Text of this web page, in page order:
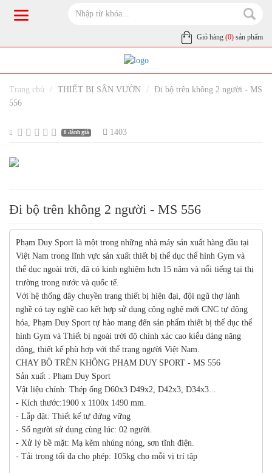
Giỏ hàng (0) sản phẩm
Trang chủ THIẾT BỊ SÂN VƯỜN
Đi bộ trên không 2 người - MS
556
0 đánh giá 1403
Đi bộ trên không 2 người - MS 556
Phạm Duy Sport là một trong những nhà máy sản xuất hàng đầu tại
Việt Nam trong lĩnh vực sản xuất thiết bị thể dục thể hình Gym và
thể dục ngoài trời, đã có kinh nghiệm hơn 15 năm và nổi tiếng tại thị
trường trong nước và quốc tế.
Với hệ thống dây chuyền trang thiết bị hiện đại, đội ngũ thợ lành
nghề có tay nghề cao kết hợp sử dụng công nghệ mới CNC tự động
hóa, Phạm Duy Sport tự hào mang đến sản phẩm thiết bị thể dục thể
hình Gym và Thiết bị ngoài trời độ chính xác cao kiểu dáng năng
động, thiết kế phù hợp với thể trạng người Việt Nam.
CHAY BỘ TRÊN KHÔNG PHẠM DUY SPORT - MS 556
Sản xuất : Phạm Duy Sport
Vật liệu chính: Thép ống D60x3 D49x2, D42x3, D34x3...
- Kích thước:1900 x 1100x 1490 mm.
- Lắp đặt: Thiết kế tự đứng vững
- Số người sử dụng cùng lúc: 02 người.
- Xử lý bề mặt: Mạ kẽm nhúng nóng, sơn tĩnh điện.
- Tải trọng tối đa cho phép: 105kg cho mỗi vị trí tập